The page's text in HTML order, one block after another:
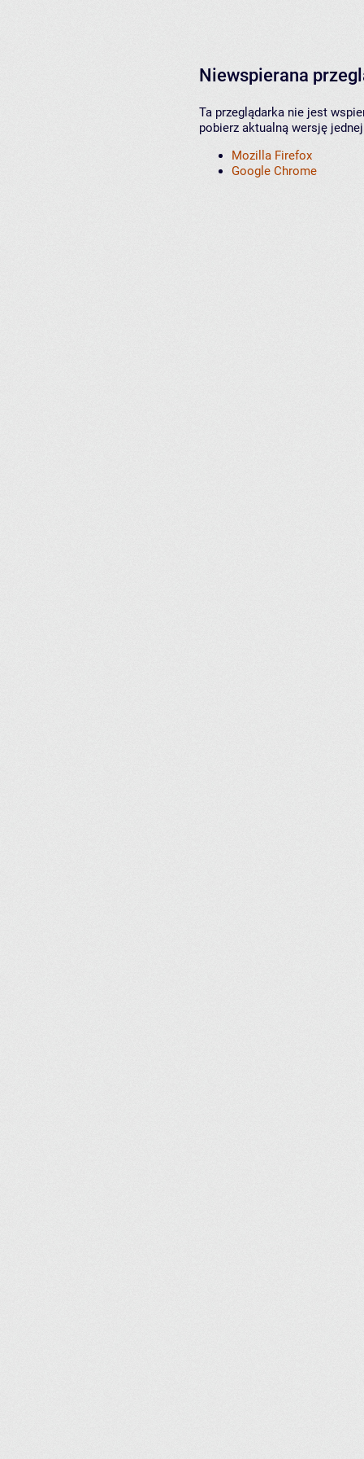
Niewspierana
Ta przeglądarka nie jest
pobierz aktualną wersję
Mozilla Firefox
Google Chrome